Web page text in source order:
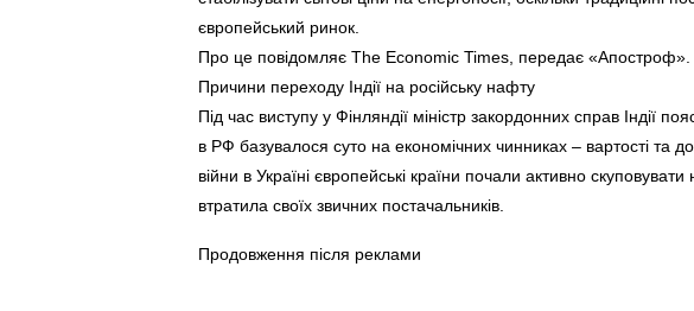
європейський ринок.
Про це повідомляє The Economic Times, передає «Апостроф».
Причини переходу Індії на російську нафту
Під час виступу у Фінляндії міністр закордонних справ Індії
в РФ базувалося суто на економічних чинниках – вартості та
війни в Україні європейські країни почали активно
втратила своїх звичних постачальників.
Продовження після реклами